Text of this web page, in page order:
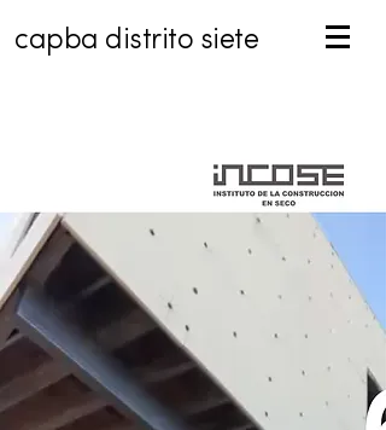
capba distrito siete